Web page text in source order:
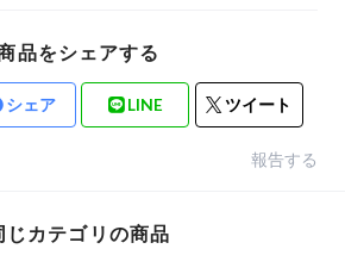
品をシェアする
シェア LINE ツイート
報告する
じカテゴリの商品